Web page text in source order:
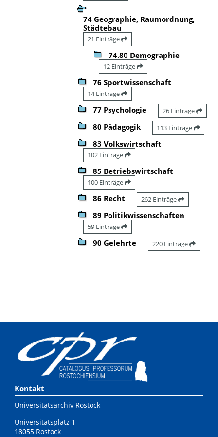
74 Geographie, Raumordnung,
Städtebau
21 Einträge
74.80 Demographie
12 Einträge
76 Sportwissenschaft
14 Einträge
77 Psychologie 26 Einträge
80 Pädagogik 113 Einträge
83 Volkswirtschaft
102 Einträge
85 Betriebswirtschaft
100 Einträge
86 Recht 262 Einträge
89 Politikwissenschaften
59 Einträge
90 Gelehrte 220 Einträge
Kontakt
Universitätsarchiv Rostock
Universitätsplatz 1
18055 Rostock